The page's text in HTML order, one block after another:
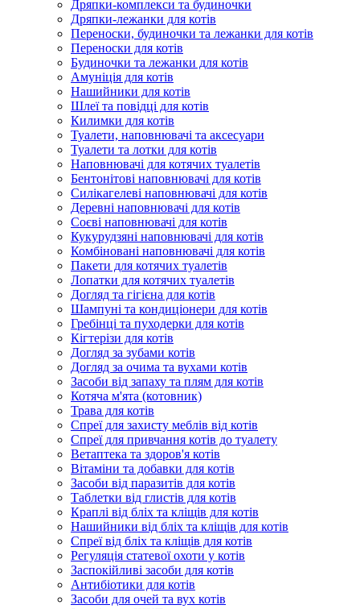
Дряпки-комплекси та будиночки
Дряпки-лежанки для котів
Переноски, будиночки та лежанки для котів
Переноски для котів
Будиночки та лежанки для котів
Амуніція для котів
Нашийники для котів
Шлеї та повідці для котів
Килимки для котів
Туалети, наповнювачі та аксесуари
Туалети та лотки для котів
Наповнювачі для котячих туалетів
Бентонітові наповнювачі для котів
Силікагелеві наповнювачі для котів
Деревні наповнювачі для котів
Соєві наповнювачі для котів
Кукурудзяні наповнювачі для котів
Комбіновані наповнювачі для котів
Пакети для котячих туалетів
Лопатки для котячих туалетів
Догляд та гігієна для котів
Шампуні та кондиціонери для котів
Гребінці та пуходерки для котів
Кігтерізи для котів
Догляд за зубами котів
Догляд за очима та вухами котів
Засоби від запаху та плям для котів
Котяча м'ята (котовник)
Трава для котів
Спреї для захисту меблів від котів
Спреї для привчання котів до туалету
Ветаптека та здоров'я котів
Вітаміни та добавки для котів
Засоби від паразитів для котів
Таблетки від глистів для котів
Краплі від бліх та кліщів для котів
Нашийники від бліх та кліщів для котів
Спреї від бліх та кліщів для котів
Регуляція статевої охоти у котів
Заспокійливі засоби для котів
Антибіотики для котів
Засоби для очей та вух котів